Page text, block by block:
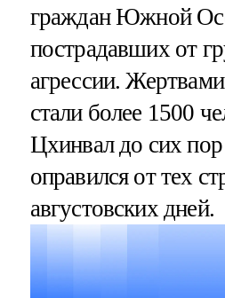
граждан Южной
пострадавших от
агрессии.
стали более 1500
Цхинвал до сих
оправился от тех
августовских дней.